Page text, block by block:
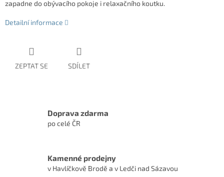
zapadne do obývacího pokoje i relaxačního koutku.
Detailní informace
ZEPTAT SE SDÍLET
Doprava zdarma
po celé ČR
Kamenné prodejny
v Havlíčkově Brodě a v Ledči nad Sázavou